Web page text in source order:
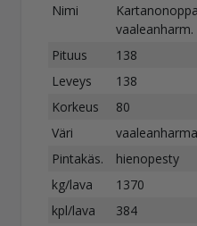
Nimi
vaaleanharm.
Pituus
138
Leveys
138
Korkeus
80
Väri
Pintakäs.
hienopesty
kg/lava
1370
kpl/lava
384